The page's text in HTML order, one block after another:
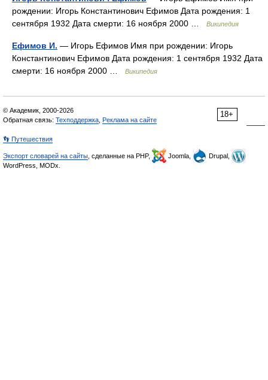
рождении: Игорь Константинович Ефимов Дата рождения: 1
сентября 1932 Дата смерти: 16 ноября 2000 …
Википедия
Ефимов И. — Игорь Ефимов Имя при рождении: Игорь
Константинович Ефимов Дата рождения: 1 сентября 1932 Дата
смерти: 16 ноября 2000 …
Википедия
18+
© Академик, 2000-2026
Обратная связь: Техподдержка Реклама на сайте
👣 Путешествия
Экспорт словарей на сайты , сделанные на PHP, Joomla,
Drupal,
WordPress, MODx.